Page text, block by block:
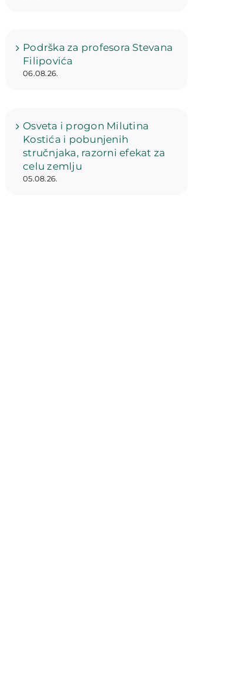
Podrška za profesora Stevana
Filipovića
06.08.26.
Osveta i progon Milutina
Kostića i pobunjenih
stručnjaka, razorni efekat za
celu zemlju
05.08.26.